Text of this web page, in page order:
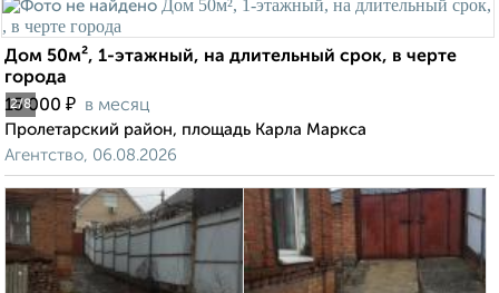
2/8
Дом 50м², 1-этажный, на длительный срок, в черте
города
15 000 ₽ в месяц
Пролетарский район, площадь Карла Маркса
Агентство, 06.08.2026